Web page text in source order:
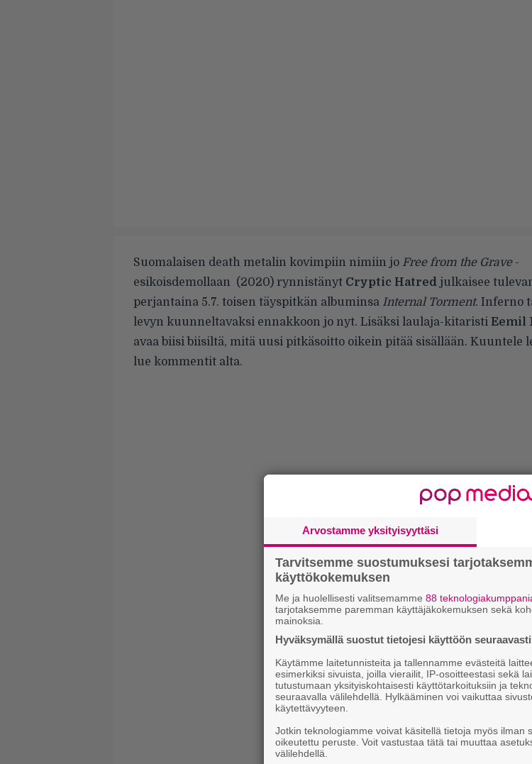
Suomalaisen death metalin kovimpiin nimiin jo Free from the Grave-
esikoisdemollaan (2020) rynnistänyt Cryptic Hatred julkaisee
perjantaina 5.7. toisen täyspitkän albuminsa Internal Torment. Inferno
levyn kuunneltavaksi ennakkoon jo nyt. Lisäksi laulaja-kitaristi Eemil
avaa biisi biisiltä, mitä uusi pitkäsoitto oikein pitää sisällään. Kuuntele
lue kommentit alta.
Arvostamme yksityisyyttäsi
Tarvitsemme suostumuksesi
käyttökokemuksen
Me ja huolellisesti valitsemamme 88
tarjotaksemme paremman käyttäjäkokemuksen sekä
mainoksia.
Hyväksymällä suostut tietojesi käyttöön seuraavasti
Käytämme laitetunnisteita ja tallennamme evästeitä
esimerkiksi sivuista, joilla vierailit, IP-osoitteestasi sekä
tutustumaan yksityiskohtaisesti käyttötarkoituksiin ja
seuraavalla välilehdellä. Hylkääminen voi vaikuttaa
käytettävyyteen.
Jotkin teknologiamme voivat käsitellä tietoja myös ilman
oikeutettu peruste. Voit vastustaa tätä tai muuttaa
välilehdellä.